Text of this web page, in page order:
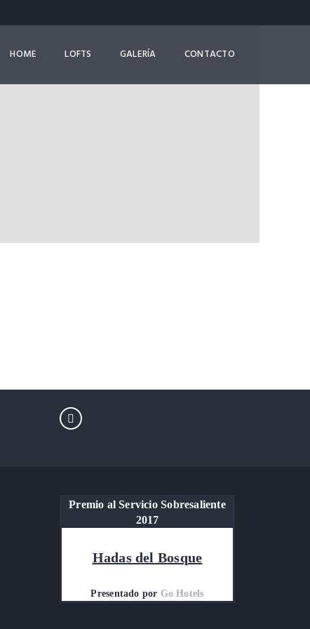
HOME LOFTS GALERÍA CONTACTO
Premio al Servicio Sobresaliente
2017
Hadas del Bosque
Presentado por Go Hotels